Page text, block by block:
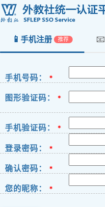
📱 手机注册 推荐 📧
手机号码： *
图形验证码： *
手机验证码： *
登录密码： *
确认密码： *
您的昵称： *